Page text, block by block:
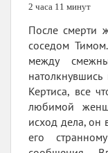
2 часа 11 минут
После смерти
соседом
между
Кертиса, все
любимой
исход дела, он
его